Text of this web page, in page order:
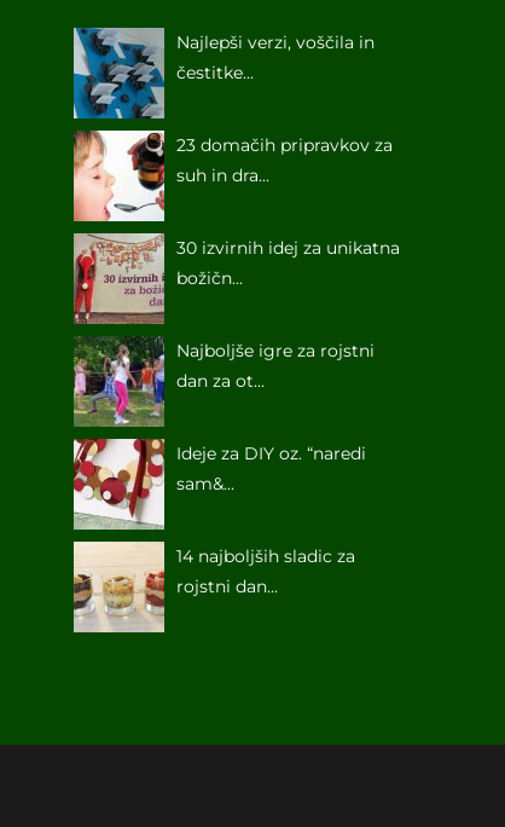
Najlepši verzi, voščila in
čestitke...
23 domačih pripravkov za
suh in dra...
30 izvirnih idej za unikatna
božičn...
Najboljše igre za rojstni
dan za ot...
Ideje za DIY oz. “naredi
sam&...
14 najboljših sladic za
rojstni dan...